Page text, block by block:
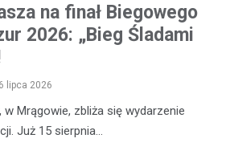
na finał Biegowego
2026: „Bieg Śladami
lipca 2026
Mrągowie, zbliża się wydarzenie
Już 15 sierpnia…